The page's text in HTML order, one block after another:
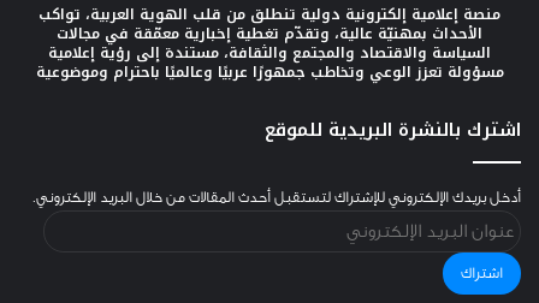
منصة إعلامية إلكترونية دولية تنطلق من قلب الهوية العربية، تواكب
الأحداث بمهنيّة عالية، وتقدّم تغطية إخبارية معمّقة في مجالات
السياسة والاقتصاد والمجتمع والثقافة، مستندة إلى رؤية إعلامية
مسؤولة تعزز الوعي وتخاطب جمهورًا عربيًا وعالميًا باحترام وموضوعية
اشترك بالنشرة البريدية للموقع
أدخل بريدك الإلكتروني للإشتراك لتستقبل أحدث المقالات من خلال البريد الإلكتروني.
الإلكتروني
اشتراك